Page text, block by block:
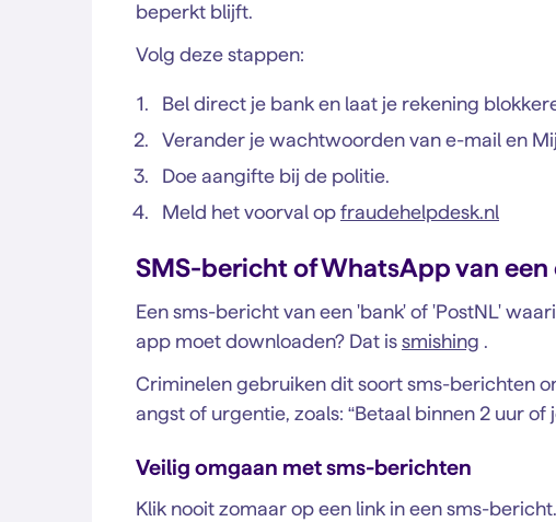
beperkt blijft.
Volg deze stappen:
Bel direct je bank en laat je rekening
Verander je wachtwoorden van e-mail en
Doe aangifte bij de politie.
Meld het voorval op fraudehelpdesk.nl
SMS-bericht of WhatsApp van een
Een sms-bericht van een 'bank' of 'PostNL'
app moet downloaden? Dat is smishing .
Criminelen gebruiken dit soort sms-berichten
angst of urgentie, zoals: “Betaal binnen 2 uur
Veilig omgaan met sms-berichten
Klik nooit zomaar op een link in een sms-